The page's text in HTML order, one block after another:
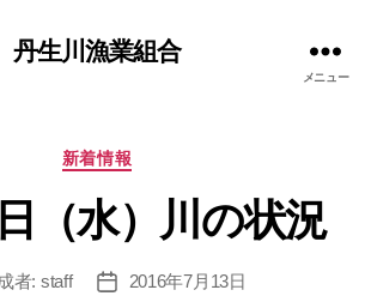
丹生川漁業組合
メニュー
カ
ゴ
リ
新着情報
（水）川の状況
者: staff
投
2016年7月13日